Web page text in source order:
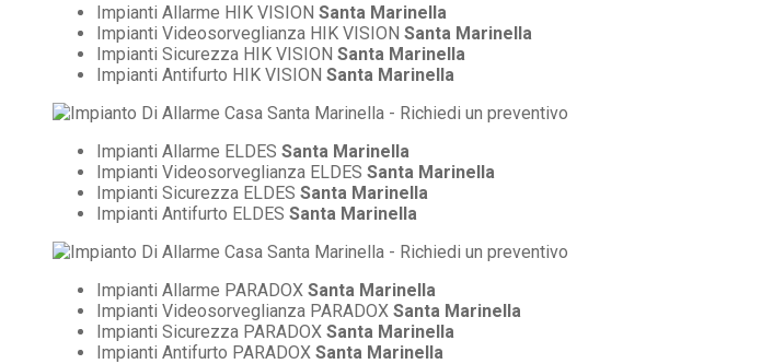
Impianti Allarme HIK VISION Santa Marinella
Impianti Videosorveglianza HIK VISION Santa Marinella
Impianti Sicurezza HIK VISION Santa Marinella
Impianti Antifurto HIK VISION Santa Marinella
Impianti Allarme ELDES Santa Marinella
Impianti Videosorveglianza ELDES Santa Marinella
Impianti Sicurezza ELDES Santa Marinella
Impianti Antifurto ELDES Santa Marinella
Impianti Allarme PARADOX Santa Marinella
Impianti Videosorveglianza PARADOX Santa Marinella
Impianti Sicurezza PARADOX Santa Marinella
Impianti Antifurto PARADOX Santa Marinella